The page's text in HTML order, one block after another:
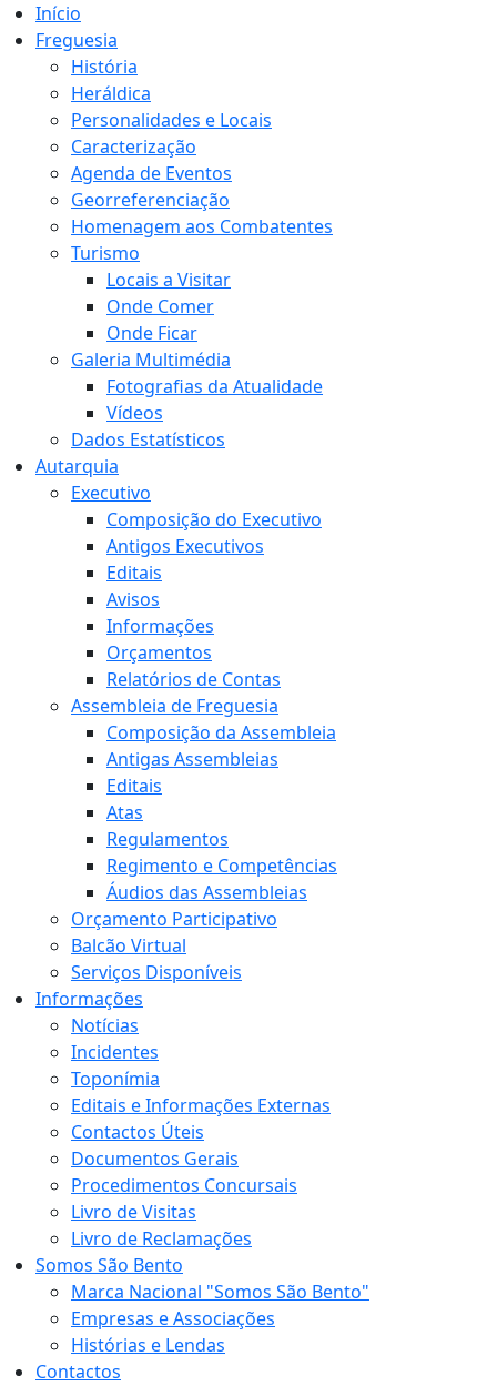
Início
Freguesia
História
Heráldica
Personalidades e Locais
Caracterização
Agenda de Eventos
Georreferenciação
Homenagem aos Combatentes
Turismo
Locais a Visitar
Onde Comer
Onde Ficar
Galeria Multimédia
Fotografias da Atualidade
Vídeos
Dados Estatísticos
Autarquia
Executivo
Composição do Executivo
Antigos Executivos
Editais
Avisos
Informações
Orçamentos
Relatórios de Contas
Assembleia de Freguesia
Composição da Assembleia
Antigas Assembleias
Editais
Atas
Regulamentos
Regimento e Competências
Áudios das Assembleias
Orçamento Participativo
Balcão Virtual
Serviços Disponíveis
Informações
Notícias
Incidentes
Toponímia
Editais e Informações Externas
Contactos Úteis
Documentos Gerais
Procedimentos Concursais
Livro de Visitas
Livro de Reclamações
Somos São Bento
Marca Nacional "Somos São Bento"
Empresas e Associações
Histórias e Lendas
Contactos